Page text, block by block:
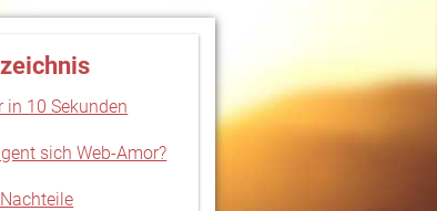
in 10 Sekunden
sich Web-Amor?